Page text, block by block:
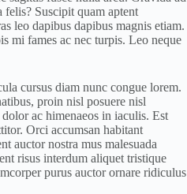
Suscipit quam aptent
leo dapibus dapibus magnis etiam.
mi fames ac nec turpis. Leo neque
cursus diam nunc congue lorem.
proin nisl posuere nisl
ac himenaeos in iaculis. Est
Orci accumsan habitant
auctor nostra mus malesuada
risus interdum aliquet tristique
purus auctor ornare ridiculus